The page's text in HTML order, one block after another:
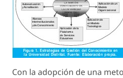
Con la adopción de una